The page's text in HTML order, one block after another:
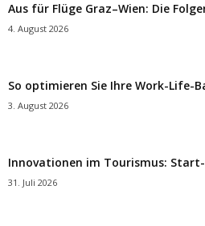
Aus für Flüge Graz–Wien: Die
4. August 2026
So optimieren Sie Ihre Work-Life-
3. August 2026
Innovationen im Tourismus:
31. Juli 2026